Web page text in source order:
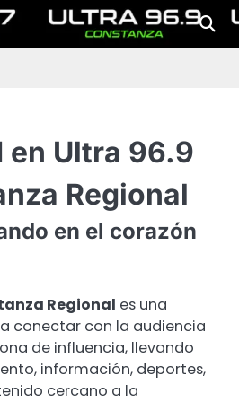
en Ultra 96.9
Regional
en el corazón
Regional es una
conectar con la audiencia
de influencia, llevando
información, deportes,
cercano a la